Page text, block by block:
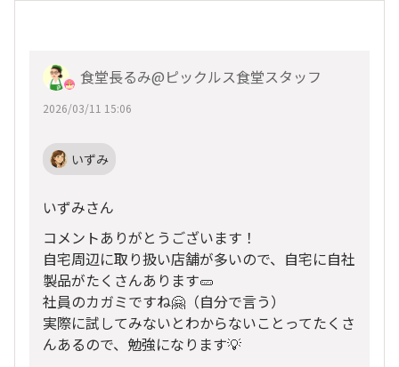
食堂長るみ@ピックルス食堂スタッフ
2026/03/11 15:06
いずみ
いずみさん
コメントありがとうございます！
自宅周辺に取り扱い店舗が多いので、自宅に自社
製品がたくさんあります🥒
社員のカガミですね🤗（自分で言う）
実際に試してみないとわからないことってたくさ
んあるので、勉強になります💡